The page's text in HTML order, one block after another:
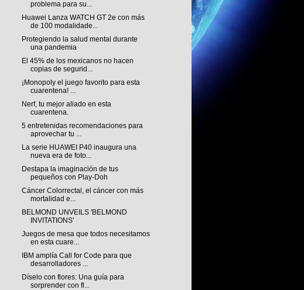
problema para su...
Huawei Lanza WATCH GT 2e con más
de 100 modalidade...
Protegiendo la salud mental durante
una pandemia
El 45% de los mexicanos no hacen
copias de segurid...
¡Monopoly el juego favorito para esta
cuarentena! ...
Nerf, tu mejor aliado en esta
cuarentena.
5 entretenidas recomendaciones para
aprovechar tu ...
La serie HUAWEI P40 inaugura una
nueva era de foto...
Destapa la imaginación de tus
pequeños con Play-Doh
Cáncer Colorrectal, el cáncer con más
mortalidad e...
BELMOND UNVEILS 'BELMOND
INVITATIONS'
Juegos de mesa que todos necesitamos
en esta cuare...
IBM amplía Call for Code para que
desarrolladores ...
Díselo con flores: Una guía para
sorprender con fl...